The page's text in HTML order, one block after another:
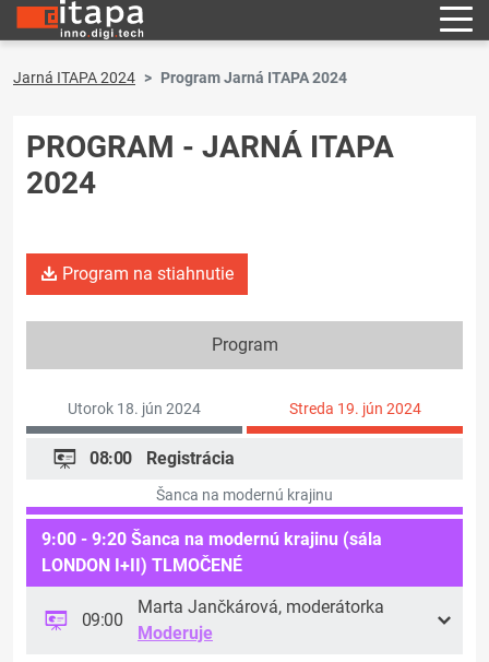
Jarná ITAPA 2024 Program Jarná ITAPA 2024
PROGRAM - JARNÁ ITAPA
2024
Program na stiahnutie
Program
Utorok 18. jún 2024 Streda 19. jún 2024
08:00 Registrácia
Šanca na modernú krajinu
9:00 - 9:20 Šanca na modernú krajinu (sála
LONDON I+II) TLMOČENÉ
09:00
Marta Jančkárová, moderátorka
Moderuje